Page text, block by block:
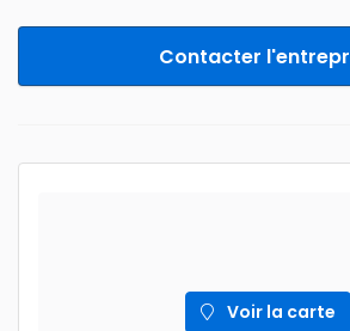
Contacter
Voir la carte